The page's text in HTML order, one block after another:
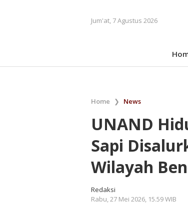
Jum'at, 7 Agustus 2026
Home ❯ News
UNAND
Sapi
Wilayah
Redaksi
Rabu, 27 Mei 2026, 15.59 WIB